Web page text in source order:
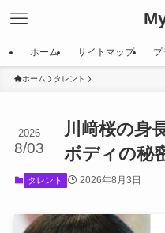
ホーム サイトマップ プ
ホーム タレント
川﨑桜の身
ボディの秘
2026
8/03
タレント 2026年8月3日